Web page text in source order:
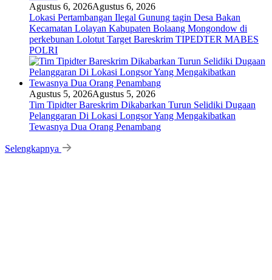
Agustus 6, 2026Agustus 6, 2026
Lokasi Pertambangan Ilegal Gunung tagin Desa Bakan
Kecamatan Lolayan Kabupaten Bolaang Mongondow di
perkebunan Lolotut Target Bareskrim TIPEDTER MABES
POLRI
Agustus 5, 2026Agustus 5, 2026
Tim Tipidter Bareskrim Dikabarkan Turun Selidiki Dugaan
Pelanggaran Di Lokasi Longsor Yang Mengakibatkan
Tewasnya Dua Orang Penambang
Selengkapnya